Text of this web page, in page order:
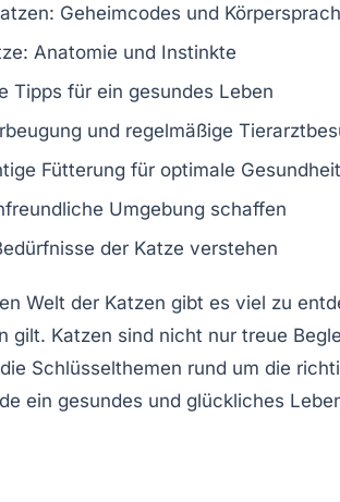
Geheimcodes und
Anatomie und Instinkte
Tipps für ein gesundes Leben
und regelmäßige
Fütterung für optimale Gesundheit
Umgebung schaffen
der Katze verstehen
Welt der Katzen gibt es viel zu
gilt. Katzen sind nicht nur treue
Schlüsselthemen rund um die
ein gesundes und glückliches